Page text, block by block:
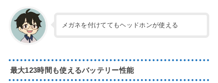
メガネを付けててもヘッドホンが使える
最大123時間も使えるバッテリー性能